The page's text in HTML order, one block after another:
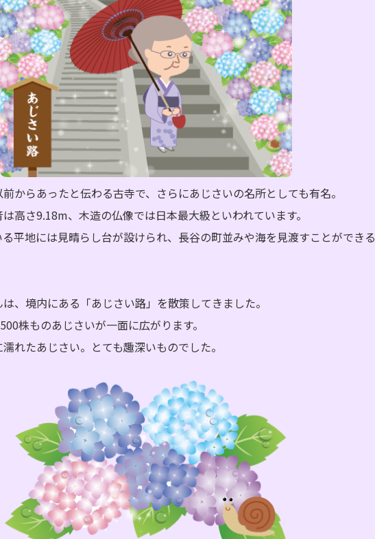
からあったと伝わる古寺で、さらにあじさいの名所としても有名。
高さ9.18m、木造の仏像では日本最大級といわれています。
平地には見晴らし台が設けられ、長谷の町並みや海を見渡すことができる
、境内にある「あじさい路」を散策してきました。
株ものあじさいが一面に広がります。
れたあじさい。とても趣深いものでした。